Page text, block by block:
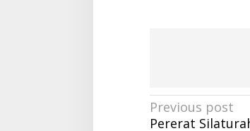
Post
Previous post
Pererat